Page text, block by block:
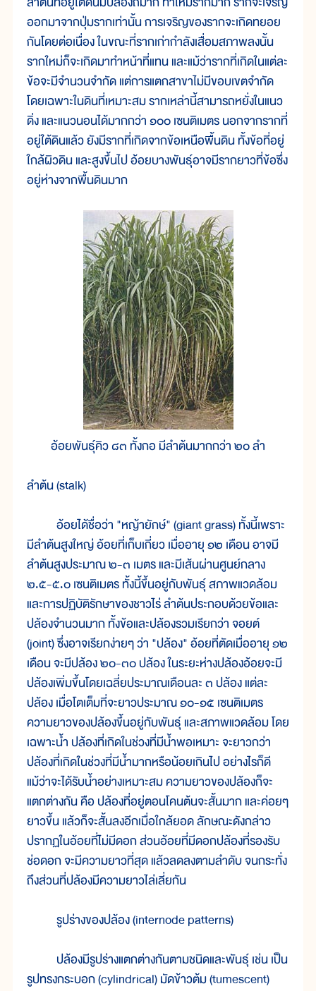
ออกมาจากปุ่มรากเท่านั้น การเจริญของรากจะเกิดทยอย
กันโดยต่อเนื่อง ในขณะที่รากเก่ากำลังเสื่อมสภาพลงนั้น
รากใหม่ก็จะเกิดมาทำหน้าที่แทน และแม้ว่ารากที่เกิดในแต่ละ
ข้อจะมีจำนวนจำกัด แต่การแตกสาขาไม่มีขอบเขตจำกัด
โดยเฉพาะในดินที่เหมาะสม รากเหล่านี้สามารถหยั่งในแนว
ดิ่ง และแนวนอนได้มากกว่า ๑๐๐ เซนติเมตร นอกจากรากที่
อยู่ใต้ดินแล้ว ยังมีรากที่เกิดจากข้อเหนือพื้นดิน ทั้งข้อที่อยู่
ใกล้ผิวดิน และสูงขึ้นไป อ้อยบางพันธุ์อาจมีรากยาวที่ข้อซึ่ง
อยู่ห่างจากพื้นดินมาก
อ้อยพันธุ์คิว ๘๓ ทั้งกอ มีลำต้นมากกว่า ๒๐ ลำ
ลำต้น (stalk)
อ้อยได้ชื่อว่า "หญ้ายักษ์" (giant grass) ทั้งนี้เพราะ
มีลำต้นสูงใหญ่ อ้อยที่เก็บเกี่ยว เมื่ออายุ ๑๒ เดือน อาจมี
ลำต้นสูงประมาณ ๒-๓ เมตร และมีเส้นผ่านศูนย์กลาง
๒.๕-๕.๐ เซนติเมตร ทั้งนี้ขึ้นอยู่กับพันธุ์ สภาพแวดล้อม
และการปฏิบัติรักษาของชาวไร่ ลำต้นประกอบด้วยข้อและ
ปล้องจำนวนมาก ทั้งข้อและปล้องรวมเรียกว่า จอยต์
(joint) ซึ่งอาจเรียกง่ายๆ ว่า "ปล้อง" อ้อยที่ตัดเมื่ออายุ ๑๒
เดือน จะมีปล้อง ๒๐-๓๐ ปล้อง ในระยะห่างปล้องอ้อยจะมี
ปล้องเพิ่มขึ้นโดยเฉลี่ยประมาณเดือนละ ๓ ปล้อง แต่ละ
ปล้อง เมื่อโตเต็มที่จะยาวประมาณ ๑๐-๑๕ เซนติเมตร
ความยาวของปล้องขึ้นอยู่กับพันธุ์ และสภาพแวดล้อม โดย
เฉพาะน้ำ ปล้องที่เกิดในช่วงที่มีน้ำพอเหมาะ จะยาวกว่า
ปล้องที่เกิดในช่วงที่มีน้ำมากหรือน้อยเกินไป อย่างไรก็ดี
แม้ว่าจะได้รับน้ำอย่างเหมาะสม ความยาวของปล้องก็จะ
แตกต่างกัน คือ ปล้องที่อยู่ตอนโคนต้นจะสั้นมาก และค่อยๆ
ยาวขึ้น แล้วก็จะสั้นลงอีกเมื่อใกล้ยอด ลักษณะดังกล่าว
ปรากฏในอ้อยที่ไม่มีดอก ส่วนอ้อยที่มีดอกปล้องที่รองรับ
ช่อดอก จะมีความยาวที่สุด แล้วลดลงตามลำดับ จนกระทั่ง
ถึงส่วนที่ปล้องมีความยาวไล่เลี่ยกัน
รูปร่างของปล้อง (internode patterns)
ปล้องมีรูปร่างแตกต่างกันตามชนิดและพันธุ์ เช่น เป็น
รูปทรงกระบอก (cylindrical) มัดข้าวต้ม (tumescent)